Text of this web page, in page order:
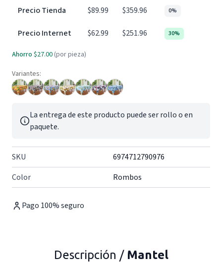
Precio Tienda $89.99 $359.96 0%
Precio Internet $62.99 $251.96 30%
Ahorro $27.00 (por pieza)
Variantes:
La entrega de este producto puede ser rollo o en
paquete.
SKU
6974712790976
Color
Rombos
Pago 100% seguro
Descripción / Mantel